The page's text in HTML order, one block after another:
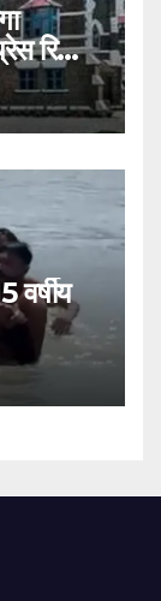
रिलीज़
वर्षीय